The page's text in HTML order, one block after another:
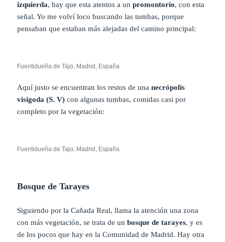
izquierda, hay que esta atentos a unpromontorio, con esta
señal. Yo me volví loco buscando las tumbas, porque
pensaban que estaban más alejadas del camino principal:
Fuentidueña de Tajo, Madrid, España
Aquí justo se encuentran los restos de unanecrópolis
visigoda (S. V)con algunas tumbas, comidas casi por
completo por la vegetación:
Fuentidueña de Tajo, Madrid, España
Bosque de Tarayes
Siguiendo por la Cañada Real, llama la atención una zona
con más vegetación, se trata de unbosque de tarayes, y es
de los pocos que hay en la Comunidad de Madrid. Hay otra